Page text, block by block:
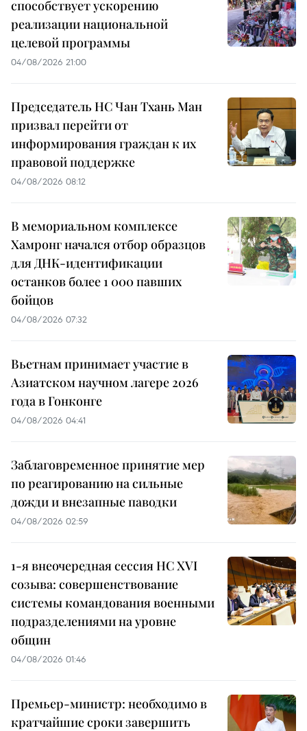
способствует ускорению
реализации национальной
целевой программы
04/08/2026 21:00
Председатель НС Чан Тхань Ман
призвал перейти от
информирования граждан к их
правовой поддержке
04/08/2026 08:12
В мемориальном комплексе
Хамронг начался отбор образцов
для ДНК-идентификации
останков более 1 000 павших
бойцов
04/08/2026 07:32
Вьетнам принимает участие в
Азиатском научном лагере 2026
года в Гонконге
04/08/2026 04:41
Заблаговременное принятие мер
по реагированию на сильные
дожди и внезапные паводки
04/08/2026 02:59
1-я внеочередная сессия НС XVI
созыва: совершенствование
системы командования военными
подразделениями на уровне
общин
04/08/2026 01:46
Премьер-министр: необходимо в
кратчайшие сроки завершить